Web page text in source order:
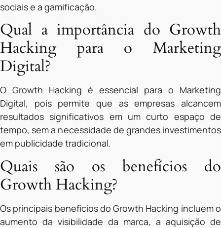
sociais e a gamificação.
Qual a importância do Growth
Hacking para o Marketing
Digital?
O Growth Hacking é essencial para o Marketing
Digital, pois permite que as empresas alcancem
resultados significativos em um curto espaço de
tempo, sem a necessidade de grandes investimentos
em publicidade tradicional.
Quais são os benefícios do
Growth Hacking?
Os principais benefícios do Growth Hacking incluem o
aumento da visibilidade da marca, a aquisição de